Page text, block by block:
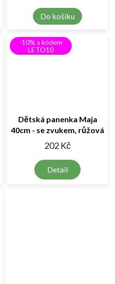
Do košíku
-10% s kódem
LETO10
Dětská panenka Maja
40cm - se zvukem, růžová
202 Kč
Detail